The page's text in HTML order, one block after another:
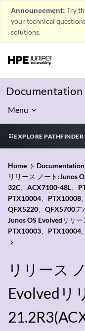
Announcement: Try
your technical
solutions.
Documentation
Menu
EXPLORE PATHFINDER
Home Documentation
リリース ノート:Junos
32C、ACX7100-48L、
PTX10004、PTX10008
QFX5220、QFX5700デ
Junos OS Evolvedリリ
PTX10003、PTX10004
リリース
Evolvedリ